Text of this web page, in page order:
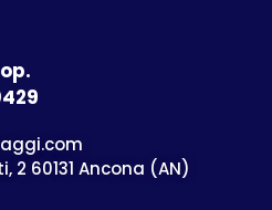
2 60131 Ancona (AN)